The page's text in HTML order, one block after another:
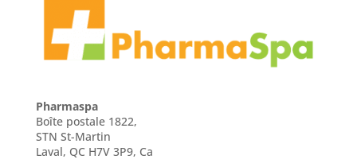
Pharmaspa
Boîte postale 1822,
STN St-Martin
Laval, QC H7V 3P9, Ca